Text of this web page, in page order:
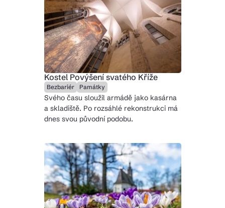
Kostel Povýšení svatého Kříže
Bezbariér Památky
Svého času sloužil armádě jako kasárna
a skladiště. Po rozsáhlé rekonstrukci má
dnes svou původní podobu.